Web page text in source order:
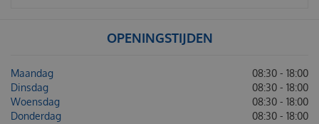
OPENINGSTIJDEN
Maandag
08:30 - 18:00
Dinsdag
08:30 - 18:00
Woensdag
08:30 - 18:00
Donderdag
08:30 - 18:00